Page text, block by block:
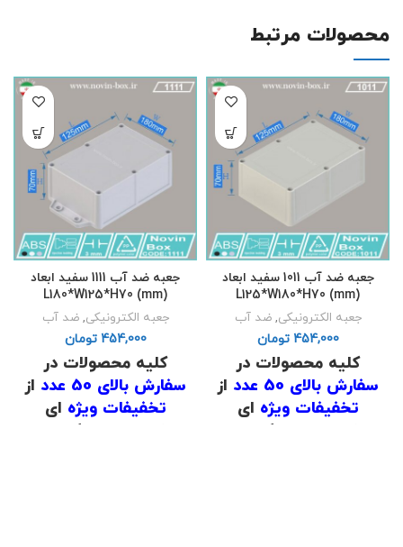
های02191098634
02191098649
حاصل فرمایید .
(دانلود لیست قیمت)
حاصل فرمایید .
(دانلود لیست قیمت)
محصولات مرتبط
جعبه ضد آب 1011 سفید ابعاد
L125*W180*H70 (mm)
جعبه الکترونیکی,ضد آب
تومان
کلیه محصولات در
سفارش بالای 50 عدد
از
تخفیفات ویژه ای
برخوردار است که برای
جعبه ضد آب 1111 سفید ابعاد
L180*W125*H70 (mm)
جعبه الکترونیکی,ضد آب
تومان
کلیه محصولات در
سفارش بالای 50 عدد
از
تخفیفات ویژه ای
برخوردار است که برای